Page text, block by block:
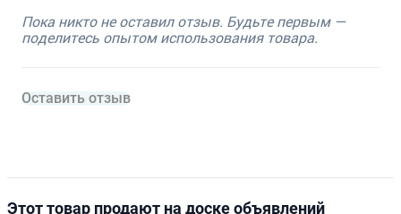
Пока никто не оставил отзыв. Будьте первым —
поделитесь опытом использования товара.
Оставить отзыв
Этот товар продают на доске объявлений